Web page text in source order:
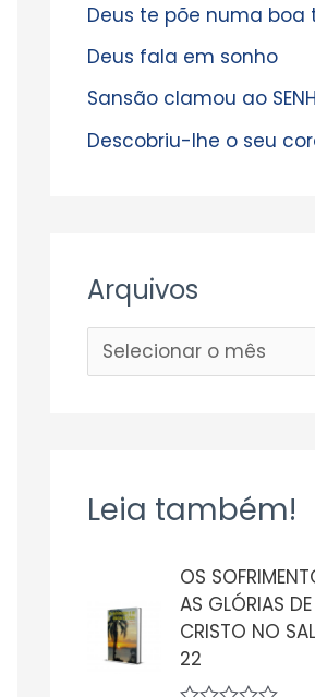
Deus te põe numa boa
Deus fala em sonho
Sansão clamou ao
Descobriu-lhe o seu
Arquivos
Leia também!
OS
AS GLÓRIAS DE
CRISTO NO
22